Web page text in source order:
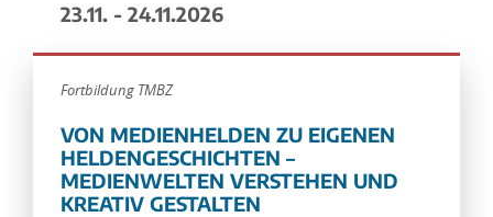
23.11. - 24.11.2026
Fortbildung TMBZ
VON MEDIENHELDEN ZU EIGENEN
HELDENGESCHICHTEN –
MEDIENWELTEN VERSTEHEN UND
KREATIV GESTALTEN